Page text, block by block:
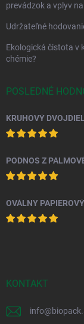
prevádzok a vplyv
Udržateľné
Ekologická čistota v
chémie?
POSLEDNÉ
PODNOS Z
OVÁLNY
KONTAKT
info@